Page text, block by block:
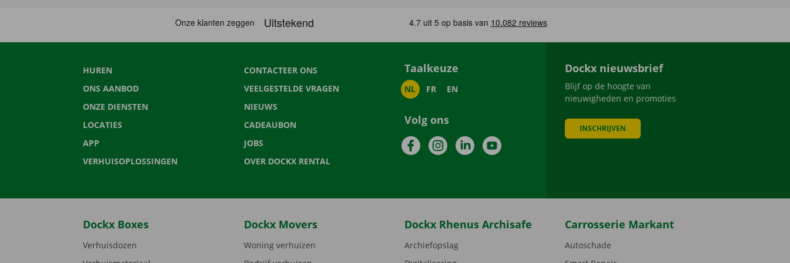
HUREN
ONS AANBOD
ONZE DIENSTEN
LOCATIES
APP
VERHUISOPLOSSINGEN
CONTACTEER ONS
VEELGESTELDE VRAGEN
NIEUWS
CADEAUBON
JOBS
OVER DOCKX RENTAL
Taalkeuze
NL FR EN
Volg ons
FacebookInstagramLinkedInYouTube
Dockx nieuwsbrief
Blijf op de hoogte van
nieuwigheden en promoties
INSCHRIJVEN
Dockx Boxes
Verhuisdozen
Dockx Movers
Woning verhuizen
Dockx Rhenus Archisafe
Archiefopslag
Carrosserie Markant
Autoschade